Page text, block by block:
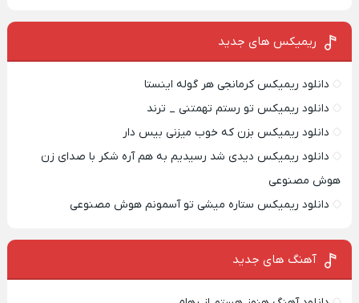
ریمیکس‌ های جدید
دانلود ریمیکس کرمانجی هر گوله اینستا
دانلود ریمیکس تو رستم تهمتنی _ ترند
دانلود ریمیکس بزن که خوب میزنی بیس دار
دانلود ریمیکس دیدی شد رسیدیم به هم آره شکر با صدای زن
هوش مصنوعی
دانلود ریمیکس ستاره میشی تو آسمونم هوش مصنوعی
آهنگ های جدید